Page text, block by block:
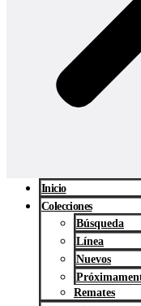
Inicio
Colecciones
Búsqueda
Línea
Nuevos
Remates